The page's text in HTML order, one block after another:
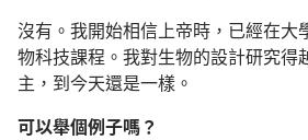
沒有。我開始相信上帝時，已經在大
物科技課程。我對生物的設計研究得
主，到今天還是一樣。
可以舉個例子嗎？